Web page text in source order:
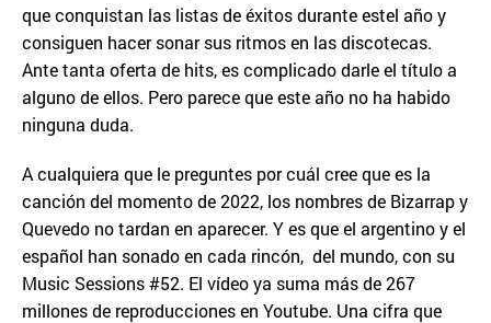
que conquistan las listas de éxitos durante estel año y
consiguen hacer sonar sus ritmos en las discotecas.
Ante tanta oferta de hits, es complicado darle el título a
alguno de ellos. Pero parece que este año no ha habido
ninguna duda.
A cualquiera que le preguntes por cuál cree que es la
canción del momento de 2022, los nombres de Bizarrap y
Quevedo no tardan en aparecer. Y es que el argentino y el
español han sonado en cada rincón, del mundo, con su
Music Sessions #52. El vídeo ya suma más de 267
millones de reproducciones en Youtube. Una cifra que